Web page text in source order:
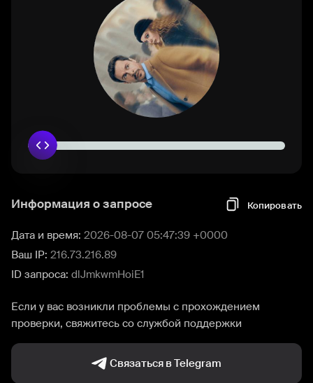
Информация о запросе Копировать
Дата и время: 2026-08-07 05:47:39 +0000
Ваш IP: 216.73.216.89
ID запроса: dlJmkwmHoiE1
Если у вас возникли проблемы с прохождением
проверки, свяжитесь со службой поддержки
Связаться в Telegram